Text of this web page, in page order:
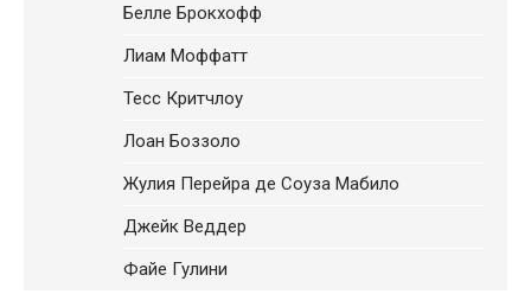
Белле Брокхофф
Лиам Моффатт
Тесс Критчлоу
Лоан Боззоло
Жулия Перейра де Соуза Мабило
Джейк Веддер
Файе Гулини